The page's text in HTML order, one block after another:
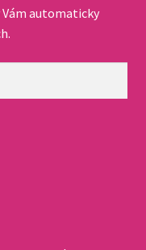
Vám automaticky